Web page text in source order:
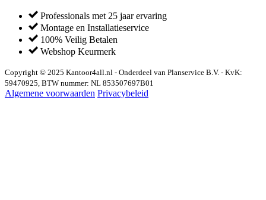
Professionals met 25 jaar ervaring
Montage en Installatieservice
100% Veilig Betalen
Webshop Keurmerk
Copyright © 2025 Kantoor4all.nl - Onderdeel van Planservice B.V. - KvK:
59470925, BTW nummer: NL 853507697B01
Algemene voorwaarden Privacybeleid